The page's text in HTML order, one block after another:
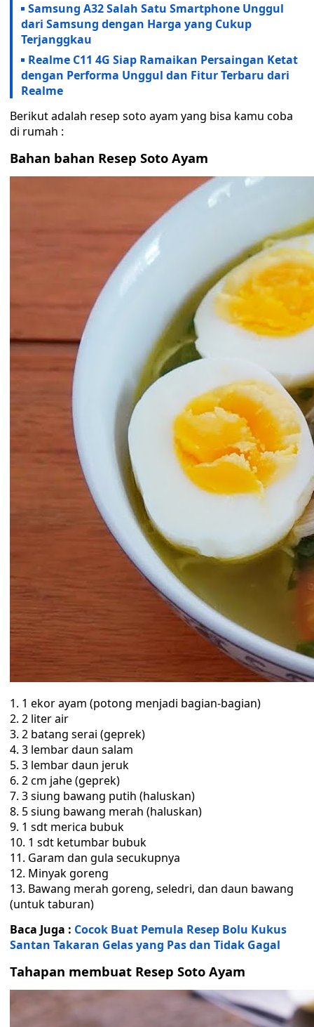
Samsung A32 Salah Satu Smartphone Unggul
dari Samsung dengan Harga yang Cukup
Terjanggkau
Realme C11 4G Siap Ramaikan Persaingan Ketat
dengan Performa Unggul dan Fitur Terbaru dari
Realme
Berikut adalah resep soto ayam yang bisa kamu coba
di rumah :
Bahan bahan Resep Soto Ayam
1. 1 ekor ayam (potong menjadi bagian-bagian)
2. 2 liter air
3. 2 batang serai (geprek)
4. 3 lembar daun salam
5. 3 lembar daun jeruk
6. 2 cm jahe (geprek)
7. 3 siung bawang putih (haluskan)
8. 5 siung bawang merah (haluskan)
9. 1 sdt merica bubuk
10. 1 sdt ketumbar bubuk
11. Garam dan gula secukupnya
12. Minyak goreng
13. Bawang merah goreng, seledri, dan daun bawang
(untuk taburan)
Baca Juga : Cocok Buat Pemula Resep Bolu Kukus
Santan Takaran Gelas yang Pas dan Tidak Gagal
Tahapan membuat Resep Soto Ayam